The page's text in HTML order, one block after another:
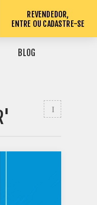
REVENDEDOR,
ENTRE OU CADASTRE-SE
BLOG